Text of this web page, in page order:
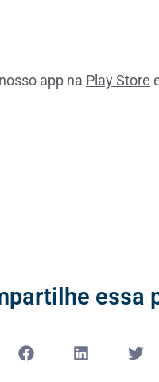
app na Play Store
essa